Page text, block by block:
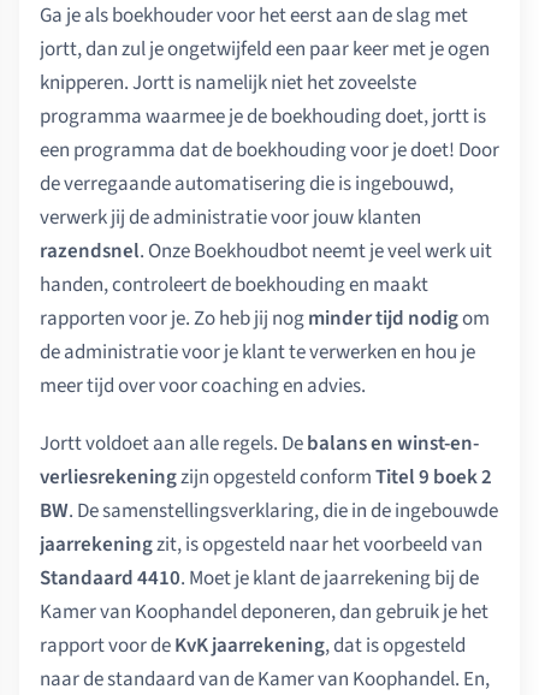
Ga je als boekhouder voor het eerst aan de slag met
jortt, dan zul je ongetwijfeld een paar keer met je ogen
knipperen. Jortt is namelijk niet het zoveelste
programma waarmee je de boekhouding doet, jortt is
een programma dat de boekhouding voor je doet! Door
de verregaande automatisering die is ingebouwd,
verwerk jij de administratie voor jouw klanten
razendsnel. Onze Boekhoudbot neemt je veel werk uit
handen, controleert de boekhouding en maakt
rapporten voor je. Zo heb jij nogminder tijd nodigom
de administratie voor je klant te verwerken en hou je
meer tijd over voor coaching en advies.
Jortt voldoet aan alle regels. Debalans en winst-en-
verliesrekeningzijn opgesteld conformTitel 9 boek 2
BW. De samenstellingsverklaring, die in de ingebouwde
jaarrekeningzit, is opgesteld naar het voorbeeld van
Standaard 4410. Moet je klant de jaarrekening bij de
Kamer van Koophandel deponeren, dan gebruik je het
rapport voor deKvK jaarrekening, dat is opgesteld
naar de standaard van de Kamer van Koophandel. En,